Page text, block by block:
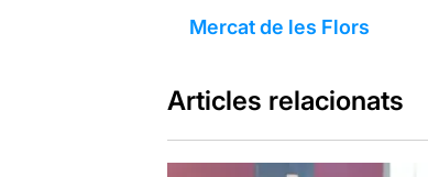
Mercat de les Flors
Articles relacionats